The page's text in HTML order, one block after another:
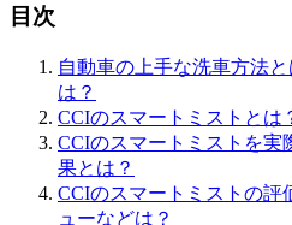
目次
自動車の上手な洗車方法
は？
CCIのスマートミストとは
CCIのスマートミストを実
果とは？
CCIのスマートミストの評
ューなどは？